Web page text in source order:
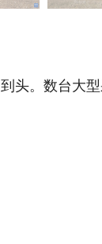
。数台大